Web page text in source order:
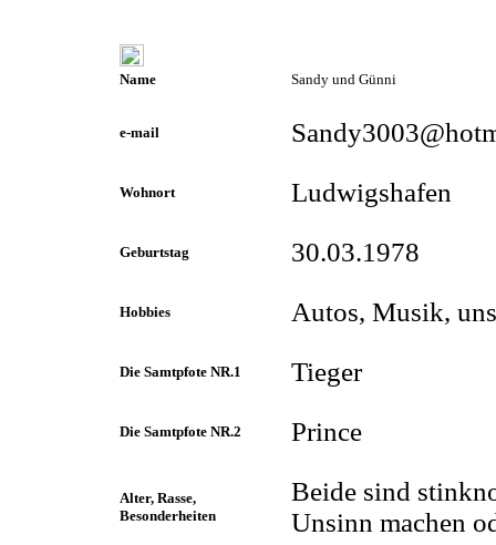
Name Sandy und Günni
e-mail
Wohnort Ludwigshafen
Geburtstag 30.03.1978
Hobbies Autos, Musik,
Die Samtpfote NR.1 Tieger
Die Samtpfote NR.2 Prince
Alter, Rasse,
Besonderheiten
Beide sind
Unsinn machen